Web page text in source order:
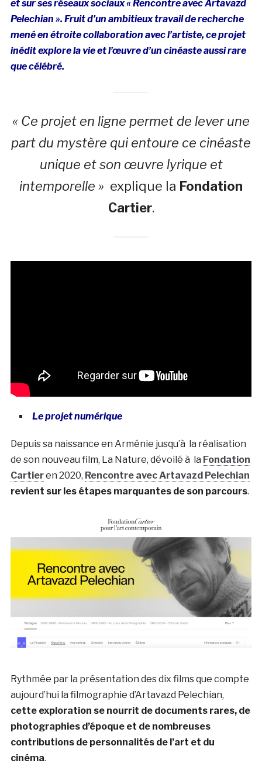
et sur ses réseaux sociaux « Rencontre avec Artavazd
Pelechian ». Fruit d’un ambitieux travail de recherche
mené en étroite collaboration avec l’artiste, ce projet
inédit explore la vie et l’œuvre d’un cinéaste aussi rare
que célébré.
« Ce projet en ligne permet de lever une
part du mystère qui entoure ce cinéaste
unique et son œuvre lyrique et
intemporelle » explique la Fondation
Cartier.
Le projet numérique
Depuis sa naissance en Arménie jusqu’à la réalisation
de son nouveau film, La Nature, dévoilé à la Fondation
Cartieren 2020, Rencontre avec Artavazd Pelechian
revient sur les étapes marquantes de son parcours.
Rythmée par la présentation des dix films que compte
aujourd’hui la filmographie d’Artavazd Pelechian,
cette exploration se nourrit de documents rares, de
photographies d’époque et de nombreuses
contributions de personnalités de l’art et du
cinéma.